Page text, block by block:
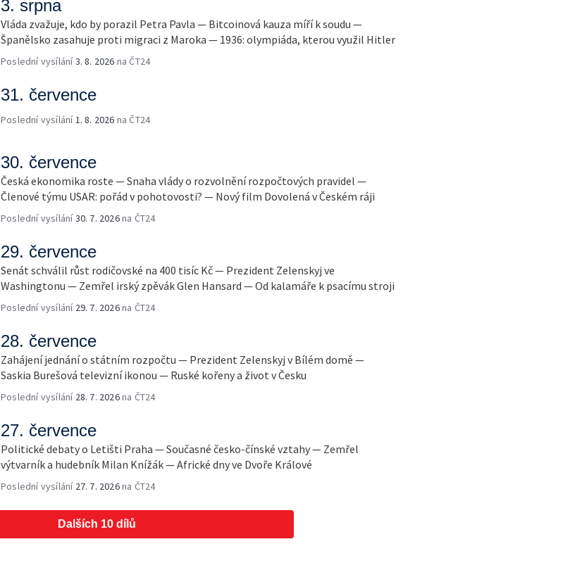
3. srpna
Vláda zvažuje, kdo by porazil Petra Pavla — Bitcoinová kauza míří k soudu —
Španělsko zasahuje proti migraci z Maroka — 1936: olympiáda, kterou využil Hitler
Poslední vysílání3. 8. 2026 na ČT24
31. července
Poslední vysílání1. 8. 2026 na ČT24
30. července
Česká ekonomika roste — Snaha vlády o rozvolnění rozpočtových pravidel —
Členové týmu USAR: pořád v pohotovosti? — Nový film Dovolená v Českém ráji
Poslední vysílání30. 7. 2026na ČT24
29. července
Senát schválil růst rodičovské na 400 tisíc Kč — Prezident Zelenskyj ve
Washingtonu — Zemřel irský zpěvák Glen Hansard — Od kalamáře k psacímu stroji
Poslední vysílání 29. 7. 2026na ČT24
28. července
Zahájení jednání o státním rozpočtu — Prezident Zelenskyj v Bílém domě —
Saskia Burešová televizní ikonou — Ruské kořeny a život v Česku
Poslední vysílání 28. 7. 2026na ČT24
27. července
Politické debaty o Letišti Praha — Současné česko-čínské vztahy — Zemřel
výtvarník a hudebník Milan Knížák — Africké dny ve Dvoře Králové
Poslední vysílání 27. 7. 2026na ČT24
Dalších 10 dílů